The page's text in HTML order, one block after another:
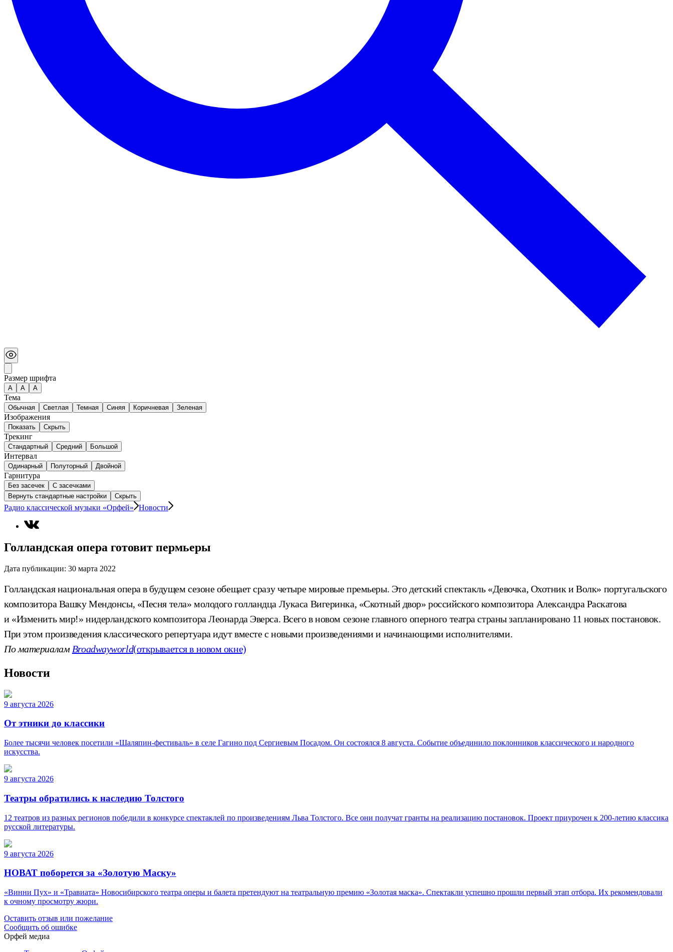
Размер шрифта
А A A
Тема
Обычная Светлая Темная Синяя Коричневая Зеленая
Изображения
Показать Скрыть
Трекинг
Стандартный Средний Большой
Интервал
Одинарный Полуторный Двойной
Гарнитура
Без засечек
С засечками
Вернуть стандартные настройки
Скрыть
Радио классической музыки «Орфей» Новости
Голландская опера готовит пермьеры
Дата публикации: 30 марта 2022
Голландская национальная опера в будущем сезоне обещает сразу четыре мировые премьеры. Это детский спектакль «Девочка, Охотник и Волк» португальского
композитора Вашку Мендонсы, «Песня тела» молодого голландца Лукаса Вигеринка, «Скотный двор» российского композитора Александра Раскатова
и «Изменить мир!» нидерландского композитора Леонарда Эверса. Всего в новом сезоне главного оперного театра страны запланировано 11 новых постановок.
При этом произведения классического репертуара идут вместе с новыми произведениями и начинающими исполнителями.
По материалам Broadwayworld(открывается в новом окне)
Новости
9 августа 2026
От этники до классики
Более тысячи человек посетили «Шаляпин-фестиваль» в селе Гагино под Сергиевым Посадом. Он состоялся 8 августа. Событие объединило поклонников классического и народного
искусства.
9 августа 2026
Театры обратились к наследию Толстого
12 театров из разных регионов победили в конкурсе спектаклей по произведениям Льва Толстого. Все они получат гранты на реализацию постановок. Проект приурочен к 200-летию классика
русской литературы.
9 августа 2026
НОВАТ поборется за «Золотую Маску»
«Винни Пух» и «Травиата» Новосибирского театра оперы и балета претендуют на театральную премию «Золотая маска». Спектакли успешно прошли первый этап отбора. Их рекомендовали
к очному просмотру жюри.
Оставить отзыв или пожелание
Сообщить об ошибке
Орфей медиа